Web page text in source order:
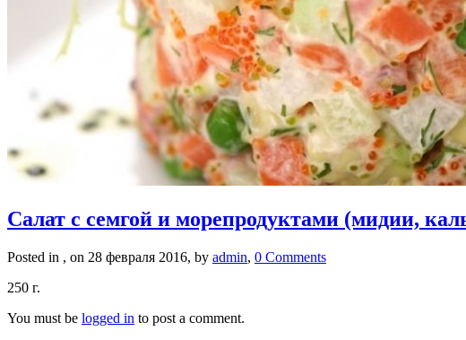
Салат с семгой и морепродуктами (мидии,
Posted in , on 28 февраля 2016, by admin, 0 Comments
250 г.
You must be logged in to post a comment.